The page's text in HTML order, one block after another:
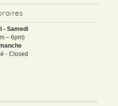
- Samedi
– 6pm)
- Closed